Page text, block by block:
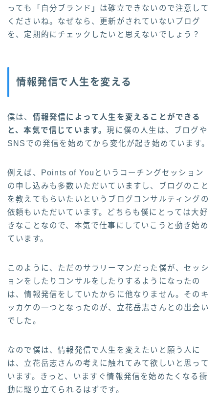
っても「自分ブランド」は確立できないので注意して
くださいね。なぜなら、更新がされていないブログ
を、定期的にチェックしたいと思えないでしょう？
情報発信で人生を変える
僕は、 情報発信によって人生を変えることができる
と、本気で信じています。現に僕の人生は、ブログや
SNSでの発信を始めてから変化が起き始めています。
例えば、Points of Youというコーチングセッション
の申し込みも多数いただいていますし、ブログのこと
を教えてもらいたいというブログコンサルティングの
依頼もいただいています。どちらも僕にとっては大好
きなことなので、本気で仕事にしていこうと動き始め
ています。
このように、ただのサラリーマンだった僕が、セッシ
ョンをしたりコンサルをしたりするようになったの
は、情報発信をしていたからに他なりません。そのキ
ッカケの一つとなったのが、立花岳志さんとの出会い
でした。
なので僕は、情報発信で人生を変えたいと願う人に
は、立花岳志さんの考えに触れてみて欲しいと思って
います。きっと、いますぐ情報発信を始めたくなる衝
動に駆り立てられるはずです。